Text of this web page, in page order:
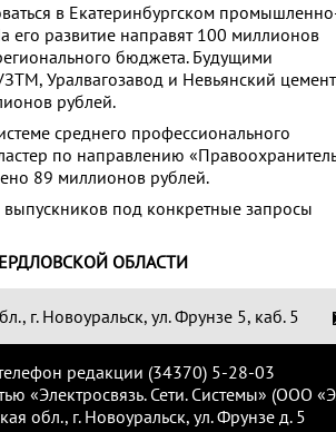
в Екатеринбургском
его развитие направят 100 миллионов
бюджета. Будущими
Уралвагозавод и Невьянский
рублей.
среднего профессионального
по направлению
89 миллионов рублей.
выпускников под конкретные запросы
ОБЛАСТИ
г. Новоуральск, ул. Фрунзе 5, каб. 5
редакции (34370) 5-28-03
«Электросвязь. Сети. Системы» (ООО
обл., г. Новоуральск, ул. Фрунзе д. 5